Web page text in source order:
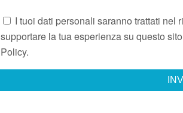
I tuoi dati personali saranno trattati nel
supportare la tua esperienza su questo
Policy.